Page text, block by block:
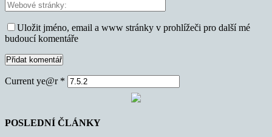
Uložit jméno, email a www stránky v prohlížeči pro další mé
budoucí komentáře
Current ye@r *
POSLEDNÍ ČLÁNKY